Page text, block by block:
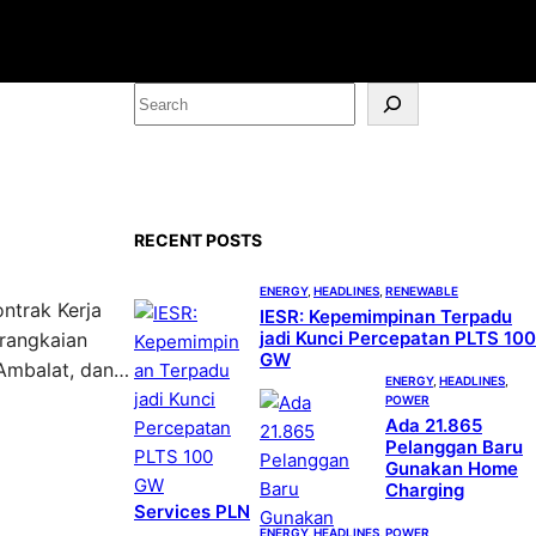
Kerja
dan…
S
e
RECENT POSTS
ENERGY, HEADLINES RENEWABLE
IESR: Kepemimpinan Terpadu
jadi Kunci Percepatan PLTS 100
GW
ENERGY, HEADLINES
POWER
Ada 21.865
Pelanggan Baru
Gunakan Home
Charging
Services PLN
ENERGY, HEADLINES POWER